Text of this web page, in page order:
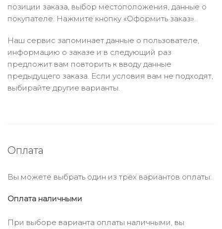
позиции заказа, выбор местоположения, данные о
покупателе. Нажмите кнопку «Оформить заказ».
Наш сервис запоминает данные о пользователе,
информацию о заказе и в следующий раз
предложит вам повторить к вводу данные
предыдущего заказа. Если условия вам не подходят,
выбирайте другие варианты.
Оплата
Вы можете выбрать один из трёх вариантов оплаты:
Оплата наличными
При выборе варианта оплаты наличными, вы